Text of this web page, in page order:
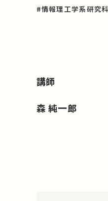
#情報理工学系研究科
講師
森 純一郎